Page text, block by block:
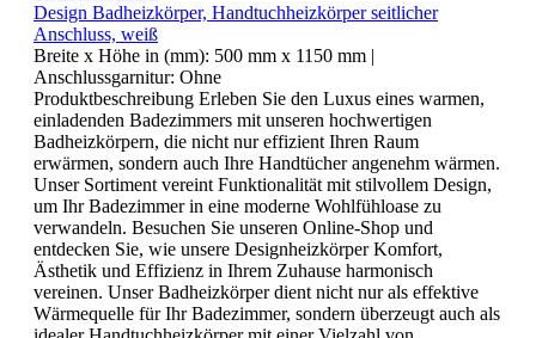
Design Badheizkörper, Handtuchheizkörper seitlicher
Anschluss, weiß
Breite x Höhe in (mm): 500 mm x 1150 mm |
Anschlussgarnitur: Ohne
Produktbeschreibung Erleben Sie den Luxus eines warmen,
einladenden Badezimmers mit unseren hochwertigen
Badheizkörpern, die nicht nur effizient Ihren Raum
erwärmen, sondern auch Ihre Handtücher angenehm wärmen.
Unser Sortiment vereint Funktionalität mit stilvollem Design,
um Ihr Badezimmer in eine moderne Wohlfühloase zu
verwandeln. Besuchen Sie unseren Online-Shop und
entdecken Sie, wie unsere Designheizkörper Komfort,
Ästhetik und Effizienz in Ihrem Zuhause harmonisch
vereinen. Unser Badheizkörper dient nicht nur als effektive
Wärmequelle für Ihr Badezimmer, sondern überzeugt auch als